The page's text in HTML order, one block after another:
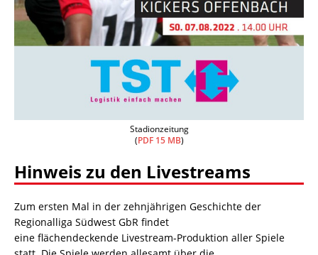
Stadionzeitung
(PDF 15 MB)
Hinweis zu den Livestreams
Zum ersten Mal in der zehnjährigen Geschichte der
Regionalliga Südwest GbR findet
eine flächendeckende Livestream-Produktion aller Spiele